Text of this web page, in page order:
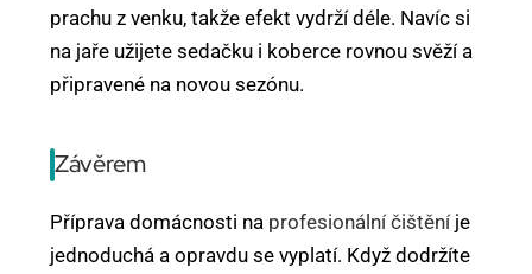
prachu z venku, takže efekt vydrží déle. Navíc si
na jaře užijete sedačku i koberce rovnou svěží a
připravené na novou sezónu.
Závěrem
Příprava domácnosti na profesionální čištěníje
jednoduchá a opravdu se vyplatí. Když dodržíte